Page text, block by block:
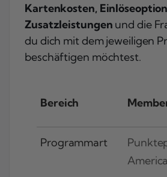
Kartenkosten,
Zusatzleistungen und die
du dich mit dem jeweiligen
beschäftigen möchtest.
Bereich
Programmart